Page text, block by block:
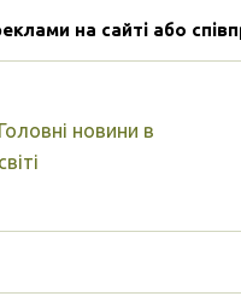
на сайті або